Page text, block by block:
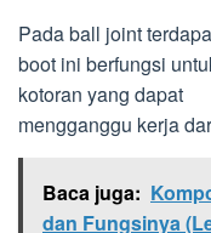
Pada ball joint
boot ini berfungsi
kotoran yang dapat
mengganggu kerja
Baca juga:
dan Fungsinya